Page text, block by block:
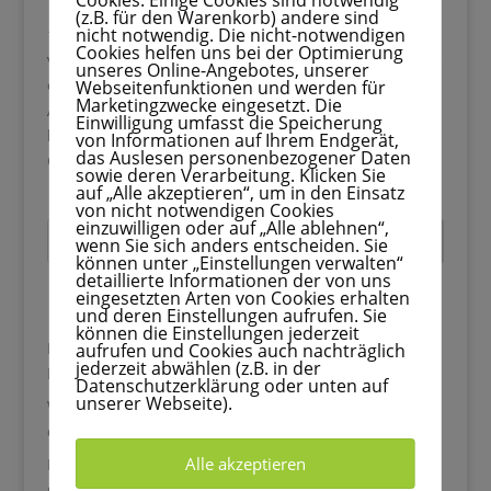
10 liebevolle Geschenkideen für Kinder – die wirklich
von Herzen kommen Kinder zu beschenken ist immer
etwas ganz Besonderes – schließlich strahlen ihre
Augen, wenn sie etwas entdecken, das von Herzen
kommt. Doch nicht immer ist es leicht, das passende
Geschenk zu...
Suchen
Recent Posts
Blätter basteln mit Kindern: 33 kreative Ideen für den
Herbst
Wutanfall beim Anziehen: Warum dein Kind morgens
explodiert und was wirklich hilft
Kastanien basteln mit Kindern: 33 kreative Ideen für
(z.B. für den Warenkorb) andere sind
nicht notwendig. Die nicht-notwendigen
Cookies helfen uns bei der Optimierung
unseres Online-Angebotes, unserer
Webseitenfunktionen und werden für
Marketingzwecke eingesetzt. Die
Einwilligung umfasst die Speicherung
von Informationen auf Ihrem Endgerät,
das Auslesen personenbezogener Daten
sowie deren Verarbeitung. Klicken Sie
auf „Alle akzeptieren“, um in den Einsatz
von nicht notwendigen Cookies
einzuwilligen oder auf „Alle ablehnen“,
wenn Sie sich anders entscheiden. Sie
können unter „Einstellungen verwalten“
detaillierte Informationen der von uns
eingesetzten Arten von Cookies erhalten
und deren Einstellungen aufrufen. Sie
können die Einstellungen jederzeit
aufrufen und Cookies auch nachträglich
jederzeit abwählen (z.B. in der
Datenschutzerklärung oder unten auf
unserer Webseite).
Alle akzeptieren